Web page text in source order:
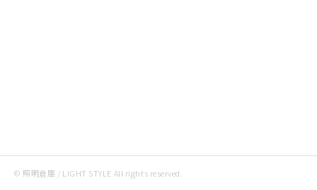
© 照明倉庫 / LIGHT STYLE All rights reserved.